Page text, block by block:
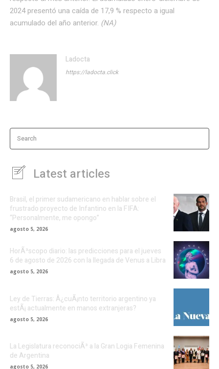
2024 presentó una caída de 17,9 % respecto a igual
acumulado del año anterior. (NA)
Ladocta
https://ladocta.click
Search
Latest articles
Brasil, el primer sudamericano en hablar sobre el
frustrado proyecto de Infantino en la FIFA:
“Personalmente, me opongo”
agosto 5, 2026
HorÃ³scopo diario: las predicciones para el jueves
6 de agosto de 2026 con la llegada de Venus a Libra
agosto 5, 2026
Ley de Tierras: Â¿cuÃ¡nto territorio argentino ya
estÃ¡ actualmente en manos extranjeras?
agosto 5, 2026
La Legislatura reconociÃ³ a la Gran Logia Femenina
de Argentina
agosto 5, 2026